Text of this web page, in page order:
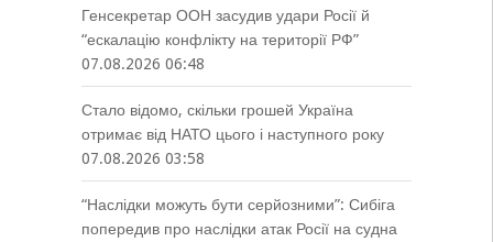
Генсекретар ООН засудив удари Росії й
“ескалацію конфлікту на території РФ”
07.08.2026 06:48
Стало відомо, скільки грошей Україна
отримає від НАТО цього і наступного року
07.08.2026 03:58
“Наслідки можуть бути серйозними”: Сибіга
попередив про наслідки атак Росії на судна